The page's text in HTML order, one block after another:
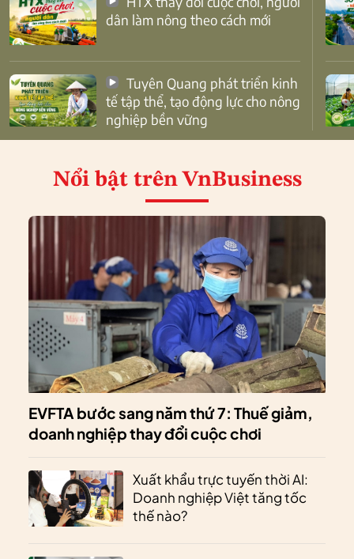
dân làm nông theo cách mới
tế tập thể, tạo động lực cho nông
nghiệp bền vững
Nổi bật trên VnBusiness
EVFTA bước sang năm thứ 7: Thuế giảm,
doanh nghiệp thay đổi cuộc chơi
Xuất khẩu trực tuyến thời AI:
Doanh nghiệp Việt tăng tốc
thế nào?